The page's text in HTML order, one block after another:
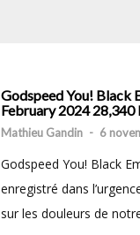
Godspeed You! Black
February 2024 28,340
Mathieu Gandin - 6
Godspeed You! Black
enregistré dans
sur les douleurs de